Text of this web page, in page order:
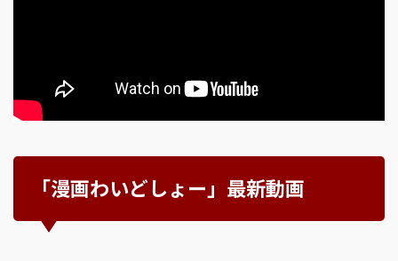
「漫画わいどしょー」最新動画